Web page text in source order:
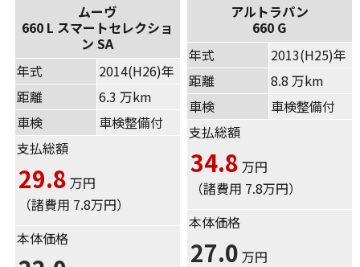
ムーヴ
660 L スマートセレクショ
ン SA
年式
2014(H26)年
距離
6.3 万km
車検
車検整備付
支払総額
29.8 万円
（諸費用 7.8万円）
本体価格
アルトラパン
660 G
年式
2013(H25)年
距離
8.8 万km
車検
車検整備付
支払総額
34.8 万円
（諸費用 7.8万円）
本体価格
27.0 万円